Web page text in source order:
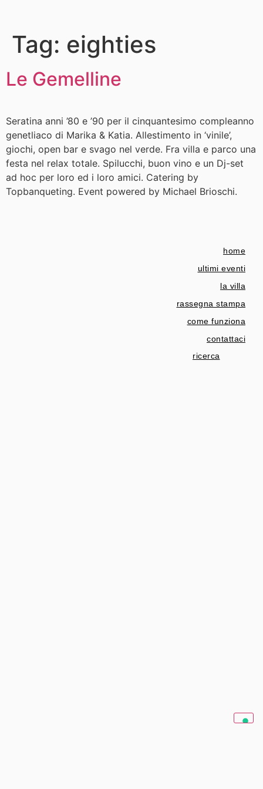
Tag: eighties
Le Gemelline
Seratina anni ’80 e ’90 per il cinquantesimo compleanno
genetliaco di Marika & Katia. Allestimento in ‘vinile’,
giochi, open bar e svago nel verde. Fra villa e parco una
festa nel relax totale. Spilucchi, buon vino e un Dj-set
ad hoc per loro ed i loro amici. Catering by
Topbanqueting. Event powered by Michael Brioschi.
home
ultimi eventi
la villa
rassegna stampa
come funziona
contattaci